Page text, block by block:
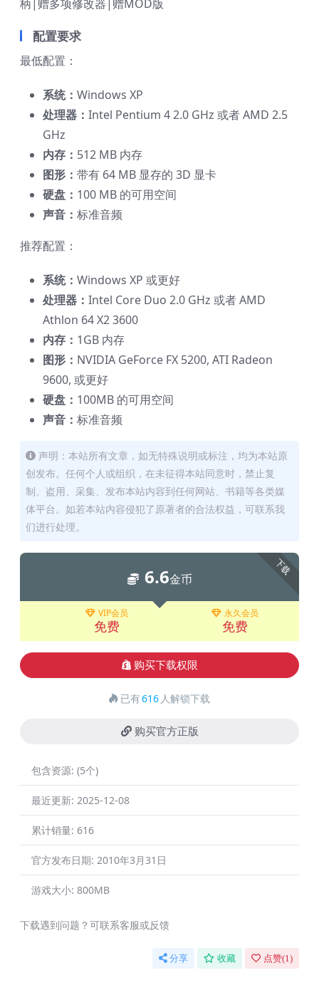
柄|赠多项修改器|赠MOD版
配置要求
最低配置：
系统： Windows XP
处理器： Intel Pentium 4 2.0 GHz 或者 AMD 2.5
GHz
内存： 512 MB 内存
图形： 带有 64 MB 显存的 3D 显卡
硬盘： 100 MB 的可用空间
声音： 标准音频
推荐配置：
系统： Windows XP 或更好
处理器： Intel Core Duo 2.0 GHz 或者 AMD
Athlon 64 X2 3600
内存： 1GB 内存
图形： NVIDIA GeForce FX 5200, ATI Radeon
9600, 或更好
硬盘： 100MB 的可用空间
声音： 标准音频
声明：本站所有文章，如无特殊说明或标注，均为本站原
创发布。任何个人或组织，在未征得本站同意时，禁止复
制、盗用、采集、发布本站内容到任何网站、书籍等各类媒
体平台。如若本站内容侵犯了原著者的合法权益，可联系我
们进行处理。
下载
6.6金币
VIP会员
免费
永久会员
免费
购买下载权限
已有616 人解锁下载
购买官方正版
包含资源: (5个)
最近更新: 2025-12-08
累计销量: 616
官方发布日期: 2010年3月31日
游戏大小: 800MB
下载遇到问题？可联系客服或反馈
分享 收藏 点赞(1)